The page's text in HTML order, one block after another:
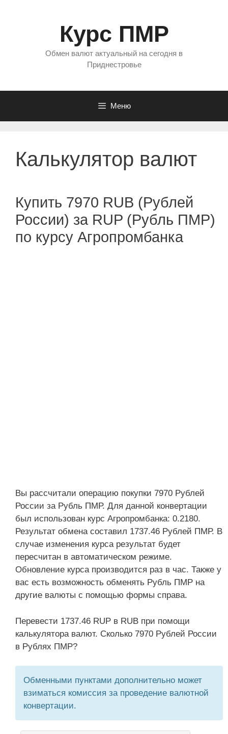
Курс ПМР
Обмен валют актуальный на сегодня в
Приднестровье
Меню
Калькулятор валют
Купить 7970 RUB (Рублей
России) за RUP (Рубль ПМР)
по курсу Агропромбанка
Вы рассчитали операцию покупки 7970 Рублей
России за Рубль ПМР. Для данной конвертации
был использован курс Агропромбанка: 0.2180.
Результат обмена составил 1737.46 Рублей ПМР. В
случае изменения курса результат будет
пересчитан в автоматическом режиме.
Обновление курса производится раз в час. Также у
вас есть возможность обменять Рубль ПМР на
другие валюты с помощью формы справа.
Перевести 1737.46 RUP в RUB при помощи
калькулятора валют. Сколько 7970 Рублей России
в Рублях ПМР?
Обменными пунктами дополнительно может
взиматься комиссия за проведение валютной
конвертации.